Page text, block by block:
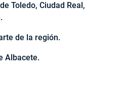
Toledo, Ciudad Real,
de la región.
Albacete.